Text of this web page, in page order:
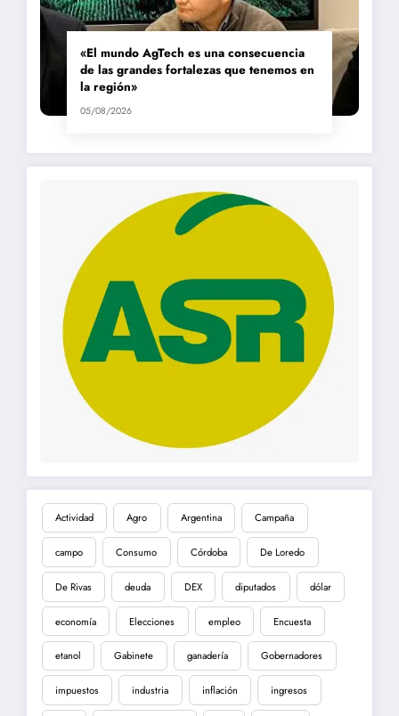
«El mundo AgTech es una consecuencia
de las grandes fortalezas que tenemos en
la región»
05/08/2026
Actividad Agro Argentina Campaña
campo Consumo Córdoba De Loredo
De Rivas deuda DEX diputados dólar
economía Elecciones empleo Encuesta
etanol Gabinete ganadería Gobernadores
impuestos industria inflación ingresos